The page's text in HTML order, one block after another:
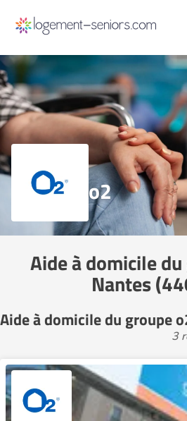
o2
Aide à domicile
Nantes
Aide à domicile du groupe
3